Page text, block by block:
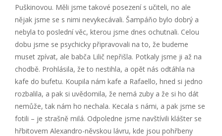
Puškinovou. Měli jsme takové posezení s učiteli, no ale
nějak jsme se s nimi nevykecávali. Šampáňo bylo dobrý a
nebyla to poslední věc, kterou jsme dnes ochutnali. Celou
dobu jsme se psychicky připravovali na to, že budeme
muset zpívat, ale babča Lilič nepřišla. Potkaly jsme ji až na
chodbě. Prohlásila, že to nestihla, a opět nás odtáhla na
kafe do bufetu. Koupila nám kafe a Rafaello, hned si jedno
rozbalila, a pak si uvědomila, že nemá zuby a že si ho dát
nemůže, tak nám ho nechala. Kecala s námi, a pak jsme se
fotili – je strašně milá. Odpoledne jsme navštívili klášter se
hřbitovem Alexandro-něvskou lávru, kde jsou pohřbeny